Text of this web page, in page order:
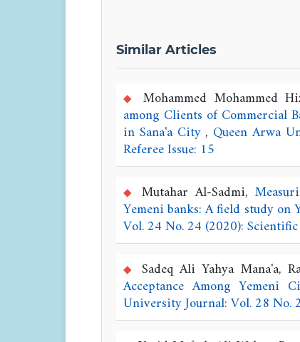
Similar Articles
Mohammed Mohammed
among Clients of Commercial
in Sana'a City, Queen Arwa
Referee Issue: 15
Mutahar Al-Sadmi,
Yemeni banks: A field study on
Vol. 24 No. 24 (2020):
Sadeq Ali Yahya Mana'a,
Acceptance Among Yemeni
University Journal: Vol. 28 No.